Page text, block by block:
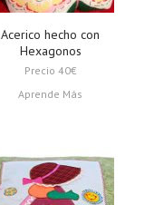
Acerico hecho con
Hexagonos
Precio 40€
Aprende Más